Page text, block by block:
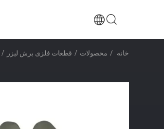
خانه / محصولات / قطعات فلزی برش لیزر /